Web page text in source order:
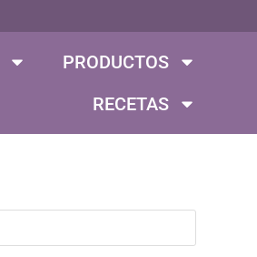
PRODUCTOS
RECETAS